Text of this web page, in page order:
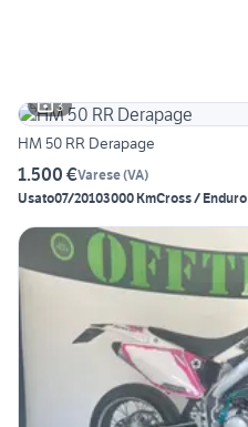
3
HM 50 RR Derapage
1.500 €Varese(VA)
Usato07/20103000 KmCross / Enduro